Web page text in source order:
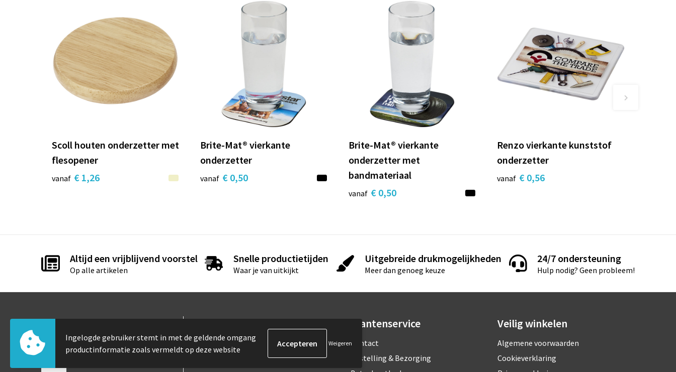
Scoll houten onderzetter met
flesopener
vanaf € 1,26
Brite-Mat® vierkante
onderzetter
vanaf € 0,50
Brite-Mat® vierkante
onderzetter met
bandmateriaal
vanaf € 0,50
Renzo vierkante kunststof
onderzetter
vanaf € 0,56
Altijd een vrijblijvend voorstel
Op alle artikelen
Snelle productietijden
Waar je van uitkijkt
Uitgebreide drukmogelijkheden
Meer dan genoeg keuze
24/7 ondersteuning
Hulp nodig? Geen probleem!
Contact
Elfde-julistraat 105
8530 Harelbeke
Informatie
Over ons
Veelgestelde vragen
Klantenservice
Contact
Bestelling & Bezorging
Veilig winkelen
Algemene voorwaarden
Cookieverklaring
Ingelogde gebruiker stemt in met de geldende omgang
productinformatie zoals vermeldt op deze website
Weigeren